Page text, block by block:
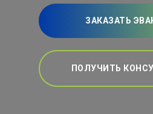
ЗАКАЗАТЬ
ПОЛУЧИТЬ